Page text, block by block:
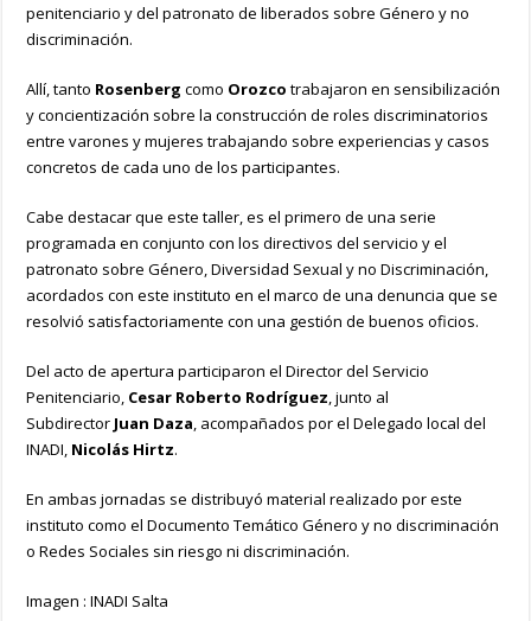
penitenciario y del patronato de liberados sobre Género y no
discriminación.
Allí, tanto Rosenberg como Orozco trabajaron en sensibilización
y concientización sobre la construcción de roles discriminatorios
entre varones y mujeres trabajando sobre experiencias y casos
concretos de cada uno de los participantes.
Cabe destacar que este taller, es el primero de una serie
programada en conjunto con los directivos del servicio y el
patronato sobre Género, Diversidad Sexual y no Discriminación,
acordados con este instituto en el marco de una denuncia que se
resolvió satisfactoriamente con una gestión de buenos oficios.
Del acto de apertura participaron el Director del Servicio
Penitenciario, Cesar Roberto Rodríguez, junto al
Subdirector Juan Daza, acompañados por el Delegado local del
INADI, Nicolás Hirtz.
En ambas jornadas se distribuyó material realizado por este
instituto como el Documento Temático Género y no discriminación
o Redes Sociales sin riesgo ni discriminación.
Imagen : INADI Salta